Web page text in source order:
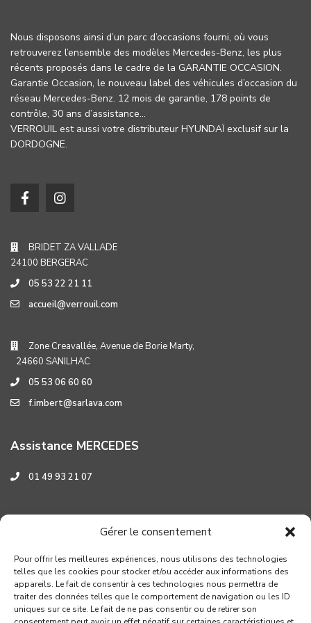
Gérer le consentement
Pour offrir les meilleures expériences, nous utilisons des technologies
telles que les cookies pour stocker et/ou accéder aux informations des
appareils. Le fait de consentir à ces technologies nous permettra de
traiter des données telles que le comportement de navigation ou les ID
uniques sur ce site. Le fait de ne pas consentir ou de retirer son
Nous disposons ainsi d’un parc d’occasions fourni, où vous
retrouverez l’ensemble des modèles Mercedes-Benz, les plus
récents proposés dans le cadre de la GARANTIE OCCASION.
Garantie Occasion, le nouveau label des véhicules d’occasion du
réseau Mercedes-Benz. 12 mois de garantie, 178 points de
contrôle, 30 ans d’assistance…
VERROUIL est aussi votre distributeur HYUNDAÏ exclusif sur la
DORDOGNE.
BRIDET ZA VALLADE
24100 BERGERAC
05 53 22 21 11
accueil@verrouil.com
Zone Creavallée, Avenue de Borie Marty,
24660 SANILHAC
05 53 06 60 60
f.imbert@sarlava.com
Assistance MERCEDES
01 49 93 21 07
Assistance HYUNDAI